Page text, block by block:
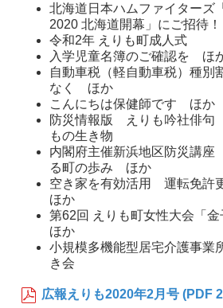
北海道日本ハムファイターズ
2020 北海道開幕」にご招待！
令和2年 えりも町成人式
入学児童名簿のご確認を ほ
自動車税（軽自動車税）種別
なく ほか
こんにちは保健師です ほか
防災情報版 えりも吟社俳
もの生き物
内閣府主催新浜地区防災講
る町の歩み ほか
空き家を有効活用 運転免
ほか
第62回 えりも町女性大会「
ほか
小規模多機能型居宅介護事業
き会
広報えりも2020年2月号 (PDF